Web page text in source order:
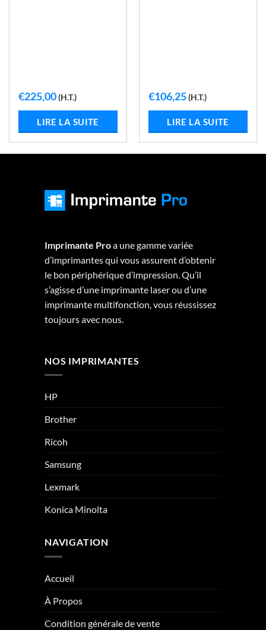
€225,00(H.T.)
LIRE LA SUITE
€106,25(H.T.)
LIRE LA SUITE
Imprimante Proa une gamme variée
d’imprimantes qui vous assurent d’obtenir
le bon périphérique d’impression. Qu’il
s’agisse d’une imprimante laser ou d’une
imprimante multifonction, vous réussissez
toujours avec nous.
NOS IMPRIMANTES
HP
Brother
Ricoh
Samsung
Lexmark
Konica Minolta
NAVIGATION
Accueil
À Propos
Condition générale de vente